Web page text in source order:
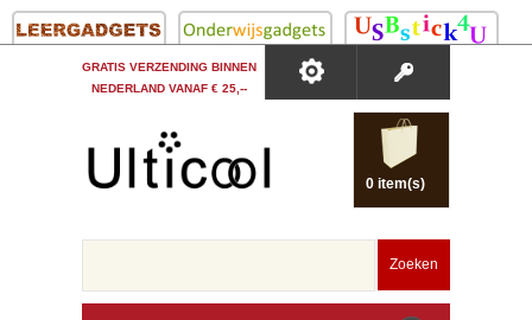
GRATIS VERZENDING BINNEN
NEDERLAND VANAF € 25,--
0 item(s)
Zoeken